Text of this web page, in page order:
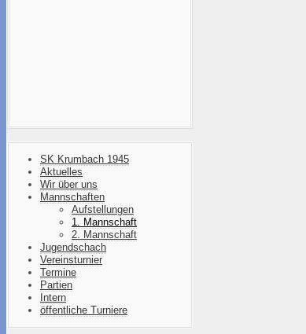
SK Krumbach 1945
Aktuelles
Wir über uns
Mannschaften
Aufstellungen
1. Mannschaft
2. Mannschaft
Jugendschach
Vereinsturnier
Termine
Partien
Intern
öffentliche Turniere